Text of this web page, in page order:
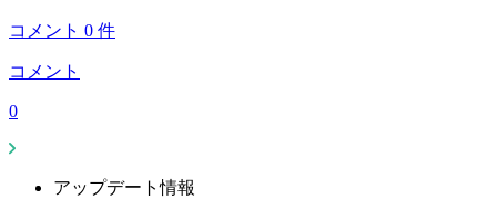
コメント 0 件
コメント
0
アップデート情報